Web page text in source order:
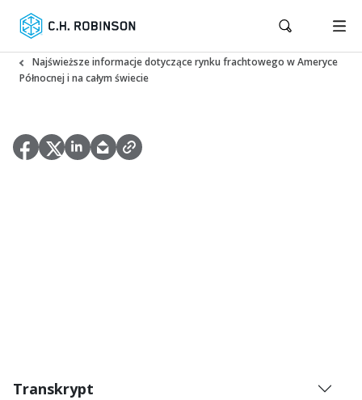
Najświeższe informacje dotyczące rynku frachtowego w Ameryce
Północnej i na całym świecie
Transkrypt